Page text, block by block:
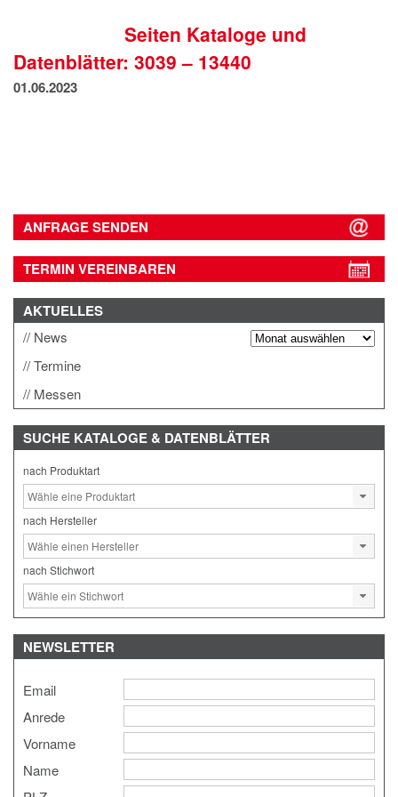
DATENSCHUTZSeiten Kataloge und
Datenblätter: 3039 – 13440
01.06.2023
ANFRAGE SENDEN
TERMIN VEREINBAREN
AKTUELLES
News
Termine
Messen
SUCHE KATALOGE & DATENBLÄTTER
nach Produktart
nach Hersteller
nach Stichwort
NEWSLETTER
Email
Anrede
Vorname
Name